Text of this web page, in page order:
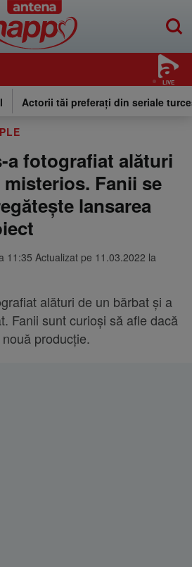
LIVE
Actorii tăi preferați din seriale
a fotografiat alături
Fanii se
lansarea
11:35 Actualizat pe 11.03.2022 la
alături de un bărbat și a
Fanii sunt curioși să afle dacă
producție.